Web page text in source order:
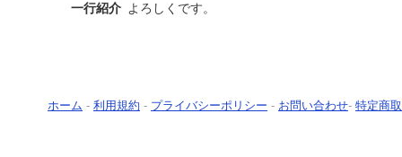
一行紹介 よろしくです。
ホーム - 利用規約 - プライバシーポリシー - お問い合わせ- 特定商